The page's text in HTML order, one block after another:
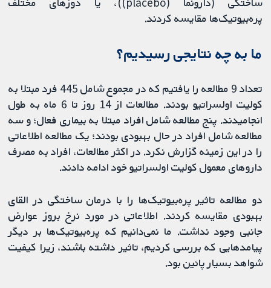
پره‌بیوتیک‌ها مقایسه کردند.
ما به چه نتایجی رسیدیم؟
تعداد 9 مطالعه را یافتیم که در مجموع شامل 445 فرد مبتلا به
کولیت اولسراتیو بودند. مطالعات از 14 روز تا 6 ماه به طول
انجامیدند. پنج مطالعه شامل افراد مبتلا به بیماری فعال؛ و سه
مطالعه شامل افراد در حال بهبودی بودند؛ یک مطالعه اطلاعاتی
را در این زمینه گزارش نکرد. در اکثر مطالعات، افراد به مصرف
داروهای معمول کولیت اولسراتیو خود ادامه دادند.
دو مطالعه تاثیر پره‌بیوتیک‌ها را با درمان ساختگی در القای
بهبودی مقایسه کردند. اطلاعاتی در مورد نرخ بروز عوارض
جانبی وجود نداشت. ما نمی‌دانیم که پره‌بیوتیک‌ها بر دیگر
پیامدهایی که بررسی کردیم، تاثیر داشته باشند، زیرا کیفیت
شواهد بسیار پائین بود.